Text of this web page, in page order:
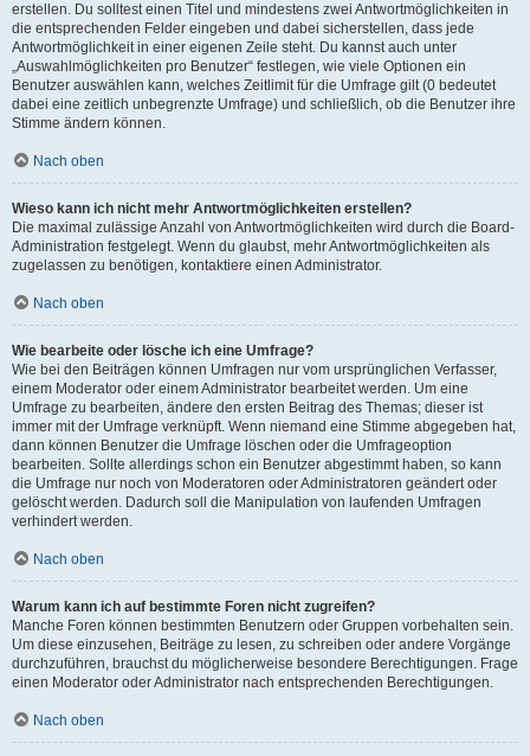
erstellen. Du solltest einen Titel und mindestens zwei Antwortmöglichkeiten in
die entsprechenden Felder eingeben und dabei sicherstellen, dass jede
Antwortmöglichkeit in einer eigenen Zeile steht. Du kannst auch unter
„Auswahlmöglichkeiten pro Benutzer“ festlegen, wie viele Optionen ein
Benutzer auswählen kann, welches Zeitlimit für die Umfrage gilt (0 bedeutet
dabei eine zeitlich unbegrenzte Umfrage) und schließlich, ob die Benutzer ihre
Stimme ändern können.
Nach oben
Wieso kann ich nicht mehr Antwortmöglichkeiten erstellen?
Die maximal zulässige Anzahl von Antwortmöglichkeiten wird durch die Board-
Administration festgelegt. Wenn du glaubst, mehr Antwortmöglichkeiten als
zugelassen zu benötigen, kontaktiere einen Administrator.
Nach oben
Wie bearbeite oder lösche ich eine Umfrage?
Wie bei den Beiträgen können Umfragen nur vom ursprünglichen Verfasser,
einem Moderator oder einem Administrator bearbeitet werden. Um eine
Umfrage zu bearbeiten, ändere den ersten Beitrag des Themas; dieser ist
immer mit der Umfrage verknüpft. Wenn niemand eine Stimme abgegeben hat,
dann können Benutzer die Umfrage löschen oder die Umfrageoption
bearbeiten. Sollte allerdings schon ein Benutzer abgestimmt haben, so kann
die Umfrage nur noch von Moderatoren oder Administratoren geändert oder
gelöscht werden. Dadurch soll die Manipulation von laufenden Umfragen
verhindert werden.
Nach oben
Warum kann ich auf bestimmte Foren nicht zugreifen?
Manche Foren können bestimmten Benutzern oder Gruppen vorbehalten sein.
Um diese einzusehen, Beiträge zu lesen, zu schreiben oder andere Vorgänge
durchzuführen, brauchst du möglicherweise besondere Berechtigungen. Frage
einen Moderator oder Administrator nach entsprechenden Berechtigungen.
Nach oben